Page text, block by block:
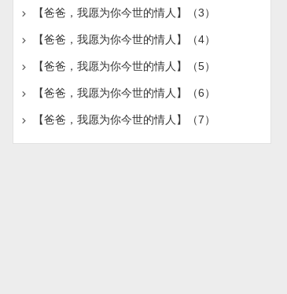
【爸爸，我愿为你今世的情人】（3）
【爸爸，我愿为你今世的情人】（4）
【爸爸，我愿为你今世的情人】（5）
【爸爸，我愿为你今世的情人】（6）
【爸爸，我愿为你今世的情人】（7）